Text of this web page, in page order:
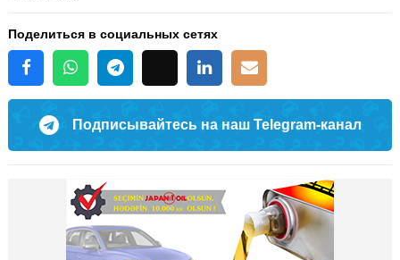
Поделиться в социальных сетях
Подписывайтесь на наш Telegram-канал